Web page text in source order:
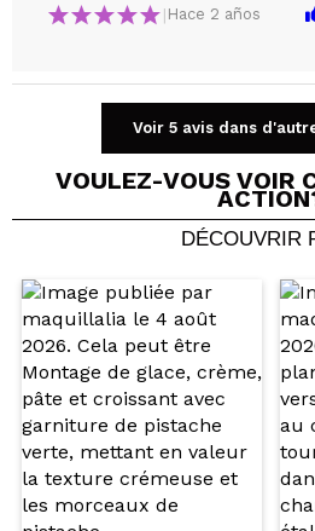
Partager une vidéo
Votre vidéo pourrait être la
Recommandez-vous cet
| Hace 2 años
Voir 5 avis dans
VOULEZ-VOUS VOIR
DÉCOUVRIR